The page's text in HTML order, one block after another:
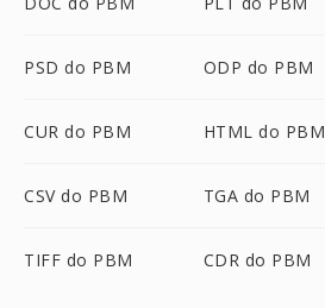
PSD do PBM ODP do PBM
CUR do PBM HTML do PBM
CSV do PBM TGA do PBM
TIFF do PBM CDR do PBM